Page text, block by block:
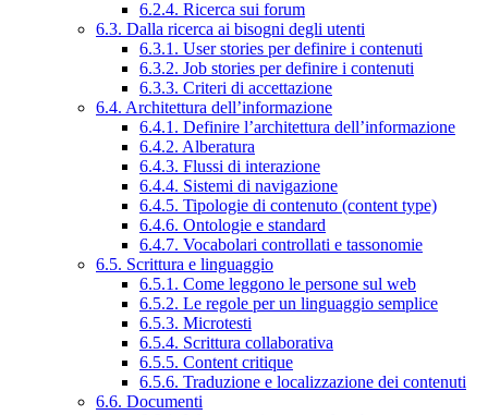
6.2.4. Ricerca sui forum
6.3. Dalla ricerca ai bisogni degli utenti
6.3.1. User stories per definire i contenuti
6.3.2. Job stories per definire i contenuti
6.3.3. Criteri di accettazione
6.4. Architettura dell’informazione
6.4.1. Definire l’architettura dell’informazione
6.4.2. Alberatura
6.4.3. Flussi di interazione
6.4.4. Sistemi di navigazione
6.4.5. Tipologie di contenuto (content type)
6.4.6. Ontologie e standard
6.4.7. Vocabolari controllati e tassonomie
6.5. Scrittura e linguaggio
6.5.1. Come leggono le persone sul web
6.5.2. Le regole per un linguaggio semplice
6.5.3. Microtesti
6.5.4. Scrittura collaborativa
6.5.5. Content critique
6.5.6. Traduzione e localizzazione dei contenuti
6.6. Documenti